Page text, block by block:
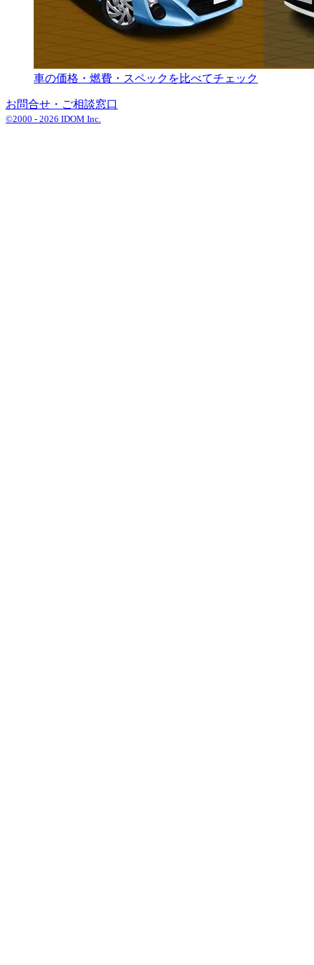
車の価格・燃費・スペックを比べてチェック
お問合せ・ご相談窓口
©2000 - 2026 IDOM Inc.